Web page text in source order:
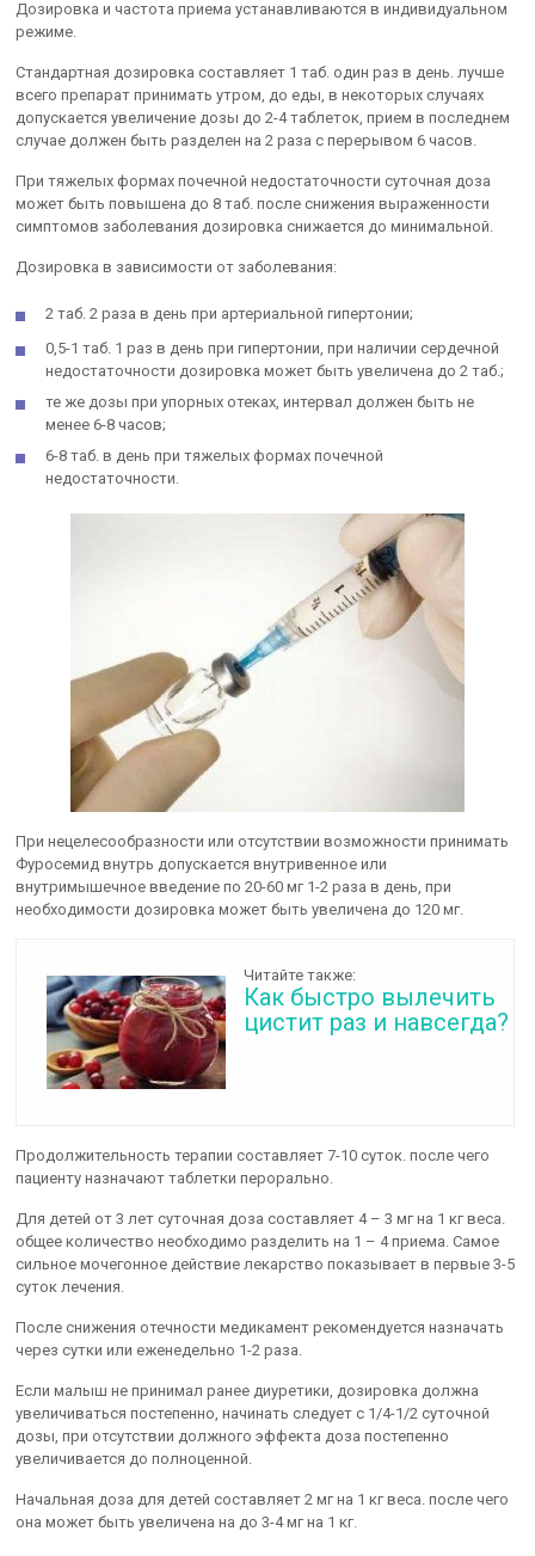
Дозировка и частота приема устанавливаются в индивидуальном
режиме.
Стандартная дозировка составляет 1 таб. один раз в день. лучше
всего препарат принимать утром, до еды, в некоторых случаях
допускается увеличение дозы до 2-4 таблеток, прием в последнем
случае должен быть разделен на 2 раза с перерывом 6 часов.
При тяжелых формах почечной недостаточности суточная доза
может быть повышена до 8 таб. после снижения выраженности
симптомов заболевания дозировка снижается до минимальной.
Дозировка в зависимости от заболевания:
2 таб. 2 раза в день при артериальной гипертонии;
0,5-1 таб. 1 раз в день при гипертонии, при наличии сердечной
недостаточности дозировка может быть увеличена до 2 таб.;
те же дозы при упорных отеках, интервал должен быть не
менее 6-8 часов;
6-8 таб. в день при тяжелых формах почечной
недостаточности.
При нецелесообразности или отсутствии возможности принимать
Фуросемид внутрь допускается внутривенное или
внутримышечное введение по 20-60 мг 1-2 раза в день, при
необходимости дозировка может быть увеличена до 120 мг.
Читайте также:
Как быстро вылечить
цистит раз и навсегда?
Продолжительность терапии составляет 7-10 суток. после чего
пациенту назначают таблетки перорально.
Для детей от 3 лет суточная доза составляет 4 – 3 мг на 1 кг веса.
общее количество необходимо разделить на 1 – 4 приема. Самое
сильное мочегонное действие лекарство показывает в первые 3-5
суток лечения.
После снижения отечности медикамент рекомендуется назначать
через сутки или еженедельно 1-2 раза.
Если малыш не принимал ранее диуретики, дозировка должна
увеличиваться постепенно, начинать следует с 1/4-1/2 суточной
дозы, при отсутствии должного эффекта доза постепенно
увеличивается до полноценной.
Начальная доза для детей составляет 2 мг на 1 кг веса. после чего
она может быть увеличена на до 3-4 мг на 1 кг.